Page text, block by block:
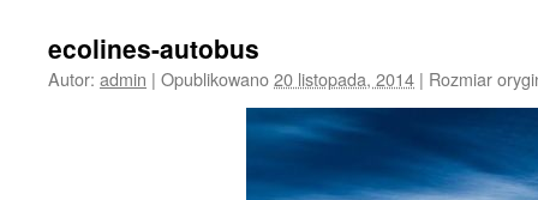
ecolines-autobus
Autor: admin | Opublikowano20 listopada, 2014 | Rozmiar